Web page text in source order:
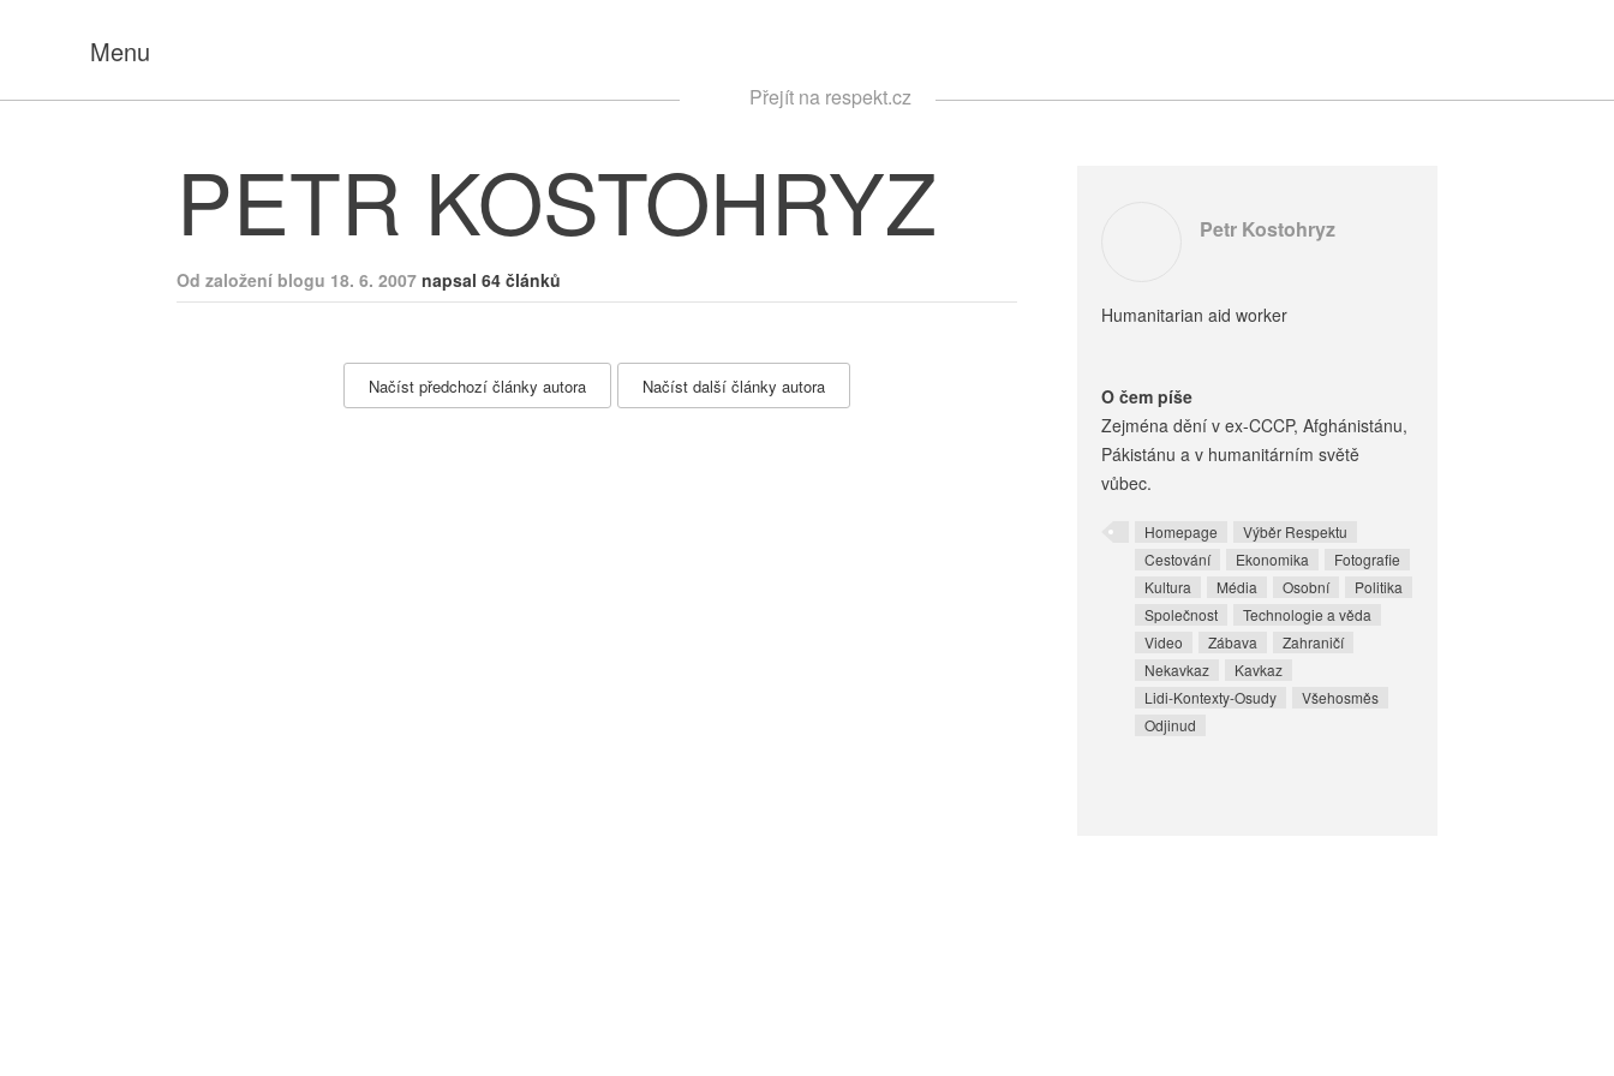
Menu
Přejít na respekt.cz
PETR KOSTOHRYZ
Od založení blogu 18. 6. 2007 napsal 64 článků
Načíst předchozí články autora Načíst další články autora
Petr Kostohryz
Humanitarian aid worker
O čem píše
Zejména dění v ex-CCCP, Afghánistánu,
Pákistánu a v humanitárním světě
vůbec.
Homepage
Výběr Respektu
Cestování
Ekonomika
Fotografie
Kultura
Média Osobní
Politika
Společnost
Technologie a věda
Video
Zábava
Zahraničí
Nekavkaz
Kavkaz
Lidi-Kontexty-Osudy
Všehosměs
Odjinud